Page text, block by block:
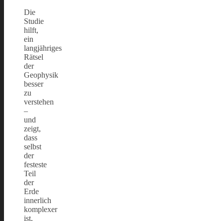
Die
Studie
hilft,
ein
langjähriges
Rätsel
der
Geophysik
besser
zu
verstehen
–
und
zeigt,
dass
selbst
der
festeste
Teil
der
Erde
innerlich
komplexer
ist,